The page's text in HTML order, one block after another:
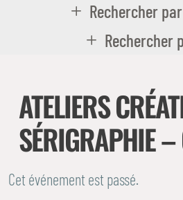
Rechercher
Rechercher
ATELIERS
SÉRIGRAPHIE –
Cet événement est passé.